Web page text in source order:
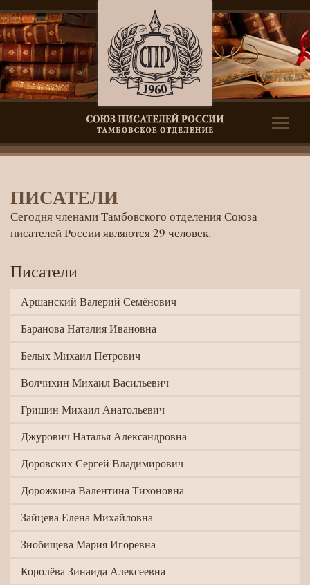
Toggle
ПИСАТЕЛИ
Сегодня членами Тамбовского отделения Союза
писателей России являются 29 человек.
Писатели
Аршанский Валерий Семёнович
Баранова Наталия Ивановна
Белых Михаил Петрович
Волчихин Михаил Васильевич
Гришин Михаил Анатольевич
Джурович Наталья Александровна
Доровских Сергей Владимирович
Дорожкина Валентина Тихоновна
Зайцева Елена Михайловна
Знобищева Мария Игоревна
Королёва Зинаида Алексеевна